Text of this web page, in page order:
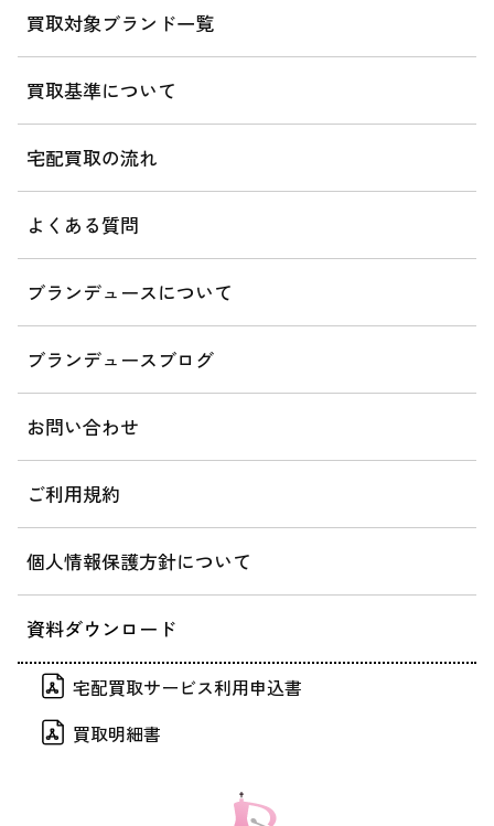
買取対象ブランド一覧
買取基準について
宅配買取の流れ
よくある質問
ブランデュースについて
ブランデュースブログ
お問い合わせ
ご利用規約
個人情報保護方針について
資料ダウンロード
宅配買取サービス利用申込書
買取明細書